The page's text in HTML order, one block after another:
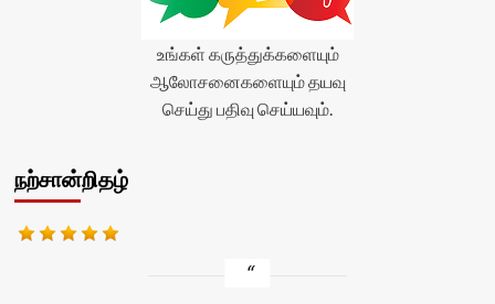
உங்கள் கருத்துக்களையும்
ஆலோசனைகளையும் தயவு
செய்து பதிவு செய்யவும்.
நற்சான்றிதழ்